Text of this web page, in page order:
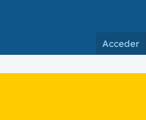
Acceder